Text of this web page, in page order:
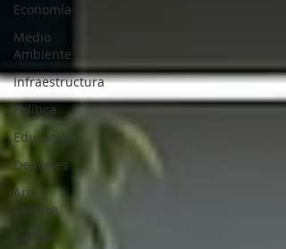
Economía
Medio
Ambiente
Infraestructura
Política
Educación
Deportes
Arte y
Cultura
Judicial